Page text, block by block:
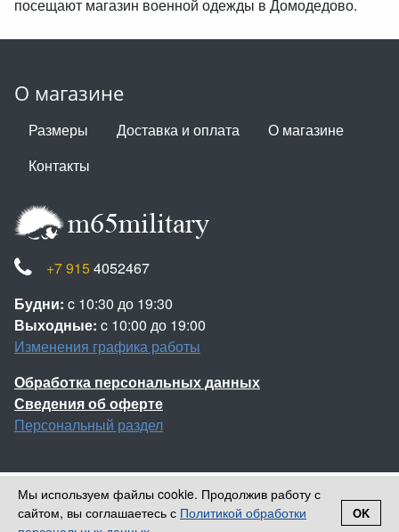
посещают магазин военной одежды в Домодедово.
О магазине
Размеры Доставка и оплата
О магазине
Контакты
+7 915 4052467
Будни: c 10:30 до 19:30
Выходные: c 10:00 до 19:00
Изменения графика работы
Обработка персональных данных
Сведения об оферте
Персональный раздел
Наверх
Войти Регистрация
Мы используем файлы cookie. Продолжив работу с
сайтом, вы соглашаетесь с Политикой обработки
OK